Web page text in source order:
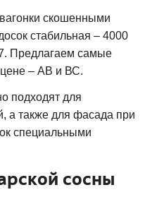
скошенными
стабильная – 4000
Предлагаем самые
– АВ и ВС.
подходят для
а также для фасада при
специальными
сосны